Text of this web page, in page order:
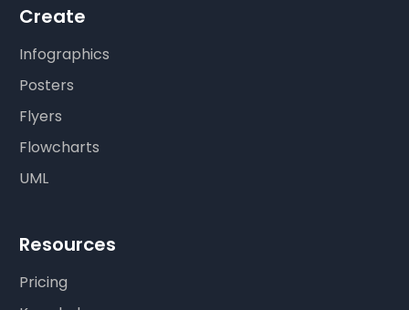
Create
Infographics
Posters
Flyers
Flowcharts
UML
Resources
Pricing